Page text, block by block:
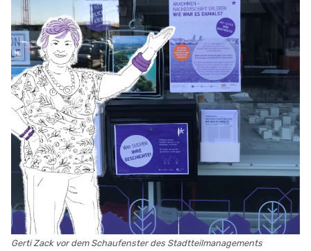
Gerti Zack vor dem Schaufenster des Stadtteilmanagements